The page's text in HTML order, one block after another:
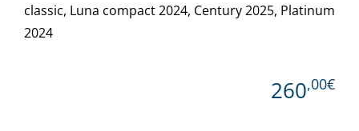
classic, Luna compact 2024, Century 2025, Platinum
2024
260,00€